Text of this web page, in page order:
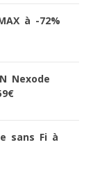
à -72%
Nexode
sans Fi à